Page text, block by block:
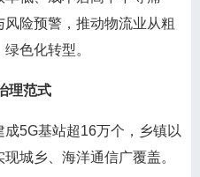
险预警，推动物流业从粗
色化转型。
理范式
5G基站超16万个，乡镇以
城乡、海洋通信广覆盖。